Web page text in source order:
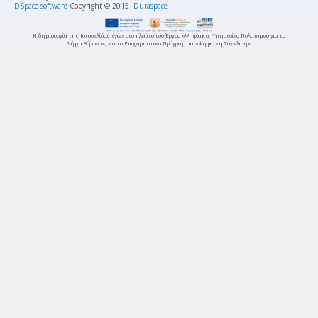
DSpace software Copyright © 2015 Duraspace
Η δημιουργία της Ιστοσελίδας έγινε στο πλαίσιο του Έργου «Ψηφιακές Υπηρεσίες Πολιτισμού για το
Δήμο Βύρωνα», για το Επιχειρησιακό Πρόγραμμα «Ψηφιακή Σύγκλιση».